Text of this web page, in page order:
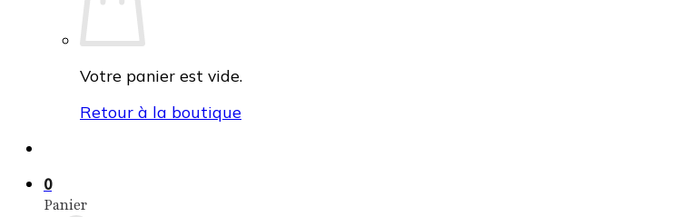
Votre panier est vide.
Retour à la boutique
0
Panier